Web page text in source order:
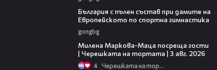
България с пълен състав при дамите на
Европейското по спортна гимнастика
gongbg
Милена Маркова-Маца посреща гости
| Черешката на тортата | 3 авг. 2026
4 Черешката на тортата